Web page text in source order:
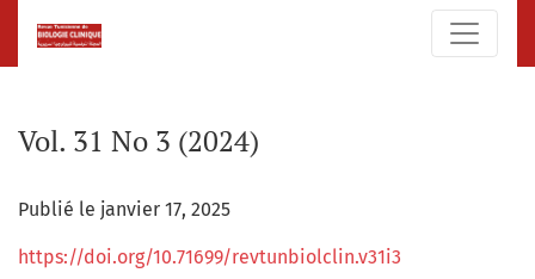
Vol. 31 No 3 (2024): Revue Tunisienne de Biologie Clinique
Vol. 31 No 3 (2024)
Publié le janvier 17, 2025
https://doi.org/10.71699/revtunbiolclin.v31i3